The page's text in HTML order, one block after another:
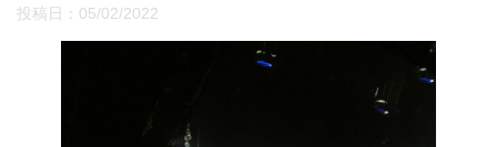
投稿日： 05/02/2022